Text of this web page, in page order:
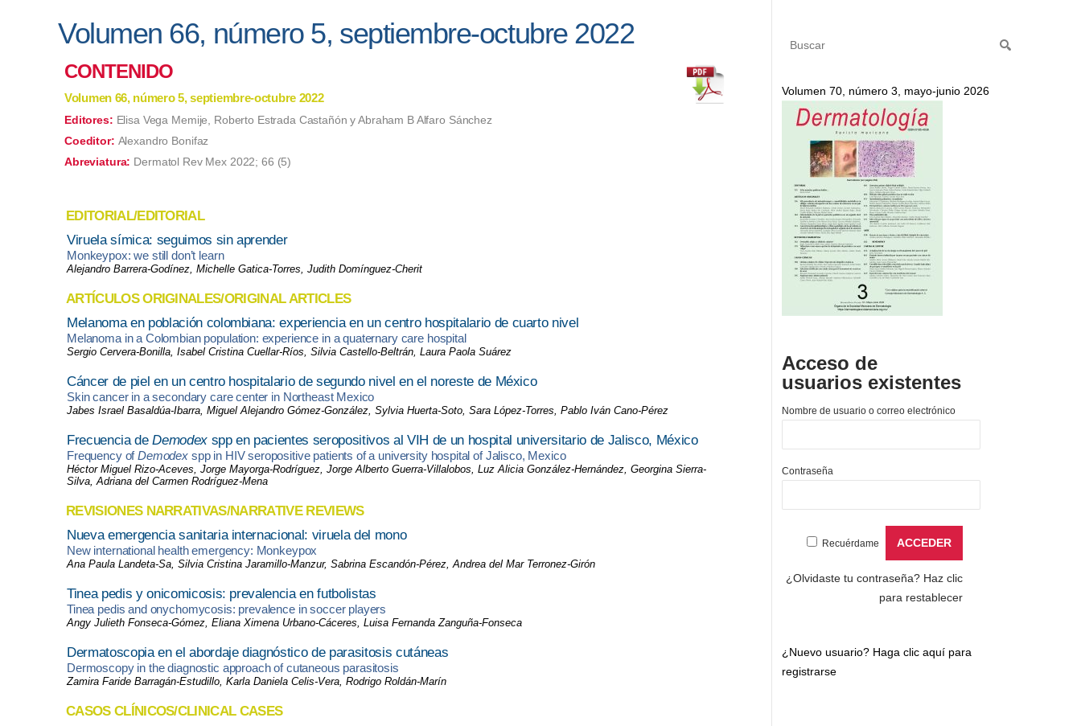
Volumen 66, número 5, septiembre-octubre 2022
CONTENIDO
Volumen 66, número 5, septiembre-octubre 2022
Editores: Elisa Vega Memije, Roberto Estrada Castañón y Abraham B Alfaro Sánchez
Coeditor: Alexandro Bonifaz
Abreviatura: Dermatol Rev Mex 2022; 66 (5)
EDITORIAL/EDITORIAL
Viruela símica: seguimos sin aprender
Monkeypox: we still don’t learn
Alejandro Barrera-Godínez, Michelle Gatica-Torres, Judith Domínguez-Cherit
ARTÍCULOS ORIGINALES/ORIGINAL ARTICLES
Melanoma en población colombiana: experiencia en un centro hospitalario de cuarto nivel
Melanoma in a Colombian population: experience in a quaternary care hospital
Sergio Cervera-Bonilla, Isabel Cristina Cuellar-Ríos, Silvia Castello-Beltrán, Laura Paola Suárez
Cáncer de piel en un centro hospitalario de segundo nivel en el noreste de México
Skin cancer in a secondary care center in Northeast Mexico
Jabes Israel Basaldúa-Ibarra, Miguel Alejandro Gómez-González, Sylvia Huerta-Soto, Sara López-Torres, Pablo Iván Cano-Pérez
Frecuencia deDemodexspp en pacientes seropositivos al VIH de un hospital universitario de Jalisco, México
Frequency ofDemodex spp in HIV seropositive patients of a university hospital of Jalisco, Mexico
Héctor Miguel Rizo-Aceves, Jorge Mayorga-Rodríguez, Jorge Alberto Guerra-Villalobos, Luz Alicia González-Hernández, Georgina Sierra-
Silva, Adriana del Carmen Rodríguez-Mena
REVISIONES NARRATIVAS/NARRATIVE REVIEWS
Nueva emergencia sanitaria internacional: viruela del mono
New international health emergency: Monkeypox
Ana Paula Landeta-Sa, Silvia Cristina Jaramillo-Manzur, Sabrina Escandón-Pérez, Andrea del Mar Terronez-Girón
Tinea pedis y onicomicosis: prevalencia en futbolistas
Tinea pedis and onychomycosis: prevalence in soccer players
Angy Julieth Fonseca-Gómez, Eliana Ximena Urbano-Cáceres, Luisa Fernanda Zanguña-Fonseca
Dermatoscopia en el abordaje diagnóstico de parasitosis cutáneas
Dermoscopy in the diagnostic approach of cutaneous parasitosis
Zamira Faride Barragán-Estudillo, Karla Daniela Celis-Vera, Rodrigo Roldán-Marín
CASOS CLÍNICOS/CLINICAL CASES
Volumen 70, número 3, mayo-junio 2026
Acceso de
usuarios existentes
Nombre de usuario o correo electrónico
Contraseña
Recuérdame
¿Olvidaste tu contraseña? Haz clic
para restablecer
¿Nuevo usuario? Haga clic aquí para
registrarse